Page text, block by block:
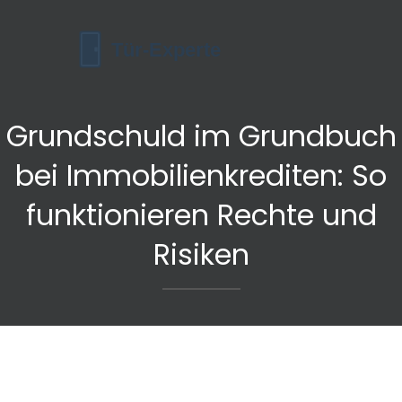
Grundschuld im Grundbuch
bei Immobilienkrediten: So
funktionieren Rechte und
Risiken